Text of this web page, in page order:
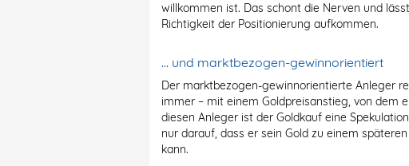
willkommen ist. Das schont die Nerven und
Richtigkeit der Positionierung aufkommen.
… und marktbezogen-gewinnorientiert
Der marktbezogen-gewinnorientierte Anleger
immer – mit einem Goldpreisanstieg, von dem
diesen Anleger ist der Goldkauf eine
nur darauf, dass er sein Gold zu einem
kann.